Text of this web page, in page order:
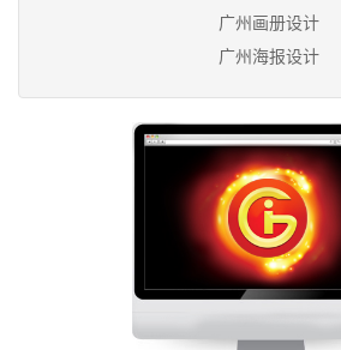
广州画册设计
广州海报设计